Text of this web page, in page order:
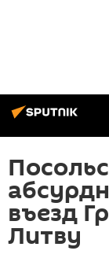
въезд
Литву